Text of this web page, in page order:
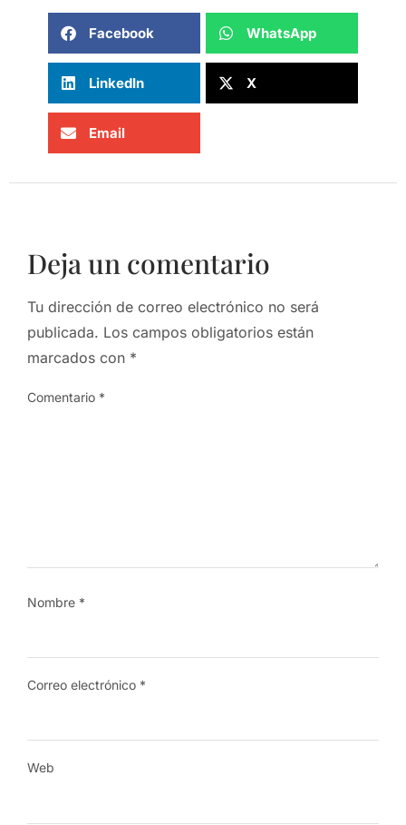
Facebook WhatsApp
LinkedIn X
Email
Deja un comentario
Tu dirección de correo electrónico no será
publicada. Los campos obligatorios están
marcados con *
Comentario *
Nombre *
Correo electrónico *
Web